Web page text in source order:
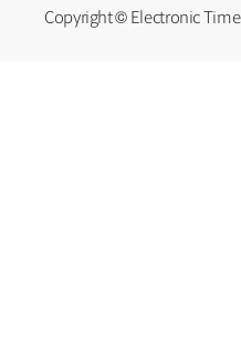
Copyright © Electronic